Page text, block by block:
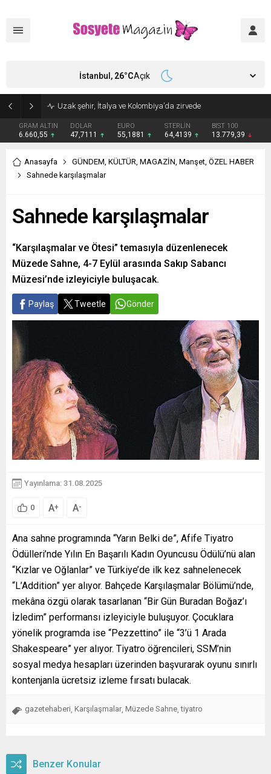
GRAM ALTIN
6.660,55
DOLAR
47,7111
EURO
55,1881
STERLİN
64,4139
BIST 100
13.779,39
İstanbul, 26°CAçık
Anasayfa GÜNDEM, KÜLTÜR, MAGAZİN, Manşet, ÖZEL HABER
Sahnede karşılaşmalar
Sahnede karşılaşmalar
“Karşılaşmalar ve Ötesi” temasıyla düzenlenecek
Müzede Sahne, 4-7 Eylül arasında Sakıp Sabancı
Müzesi’nde izleyiciyle buluşacak.
Paylaş Tweetle Gönder
Yayınlama: 31.08.2025
0 A+ A-
Ana sahne programında “Yarın Belki de”, Afife Tiyatro
Ödülleri’nde Yılın En Başarılı Kadın Oyuncusu Ödülü’nü alan
“Kızlar ve Oğlanlar” ve Türkiye’de ilk kez sahnelenecek
“L’Addition” yer alıyor. Bahçede Karşılaşmalar Bölümü’nde,
mekâna özgü olarak tasarlanan “Bir Gün Buradan Boğaz’ı
İzledim” performansı izleyiciyle buluşuyor. Çocuklara
yönelik programda ise “Pezzettino” ile “3’ü 1 Arada
Shakespeare” yer alıyor. Tiyatro öğrencileri, SSM’nin
sosyal medya hesapları üzerinden başvurarak oyunu sınırlı
kontenjanla ücretsiz izleme fırsatı bulacak.
gazetehaberi Karşılaşmalar Müzede Sahne ,tiyatro
Benzer Konular